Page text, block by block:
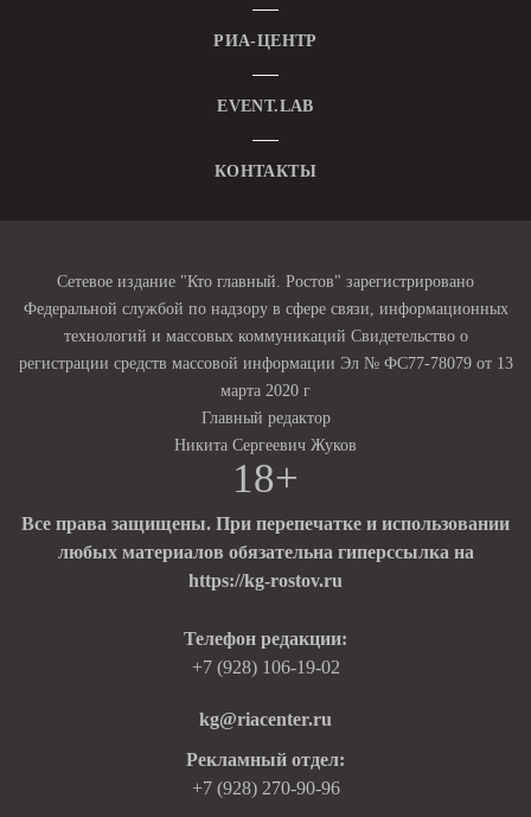
РИА-ЦЕНТР
EVENT.LAB
КОНТАКТЫ
Сетевое издание "Кто главный. Ростов" зарегистрировано
Федеральной службой по надзору в сфере связи, информационных
технологий и массовых коммуникаций Свидетельство о
регистрации средств массовой информации Эл № ФС77-78079 от 13
марта 2020 г
Главный редактор
Никита Сергеевич Жуков
18+
Все права защищены. При перепечатке и использовании
любых материалов обязательна гиперссылка на
https://kg-rostov.ru
Телефон редакции:
+7 (928) 106-19-02
kg@riacenter.ru
Рекламный отдел:
+7 (928) 270-90-96